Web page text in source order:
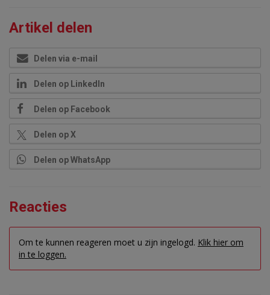
Artikel delen
Delen via e-mail
Delen op LinkedIn
Delen op Facebook
Delen op X
Delen op WhatsApp
Reacties
Om te kunnen reageren moet u zijn ingelogd. Klik hier om
in te loggen.